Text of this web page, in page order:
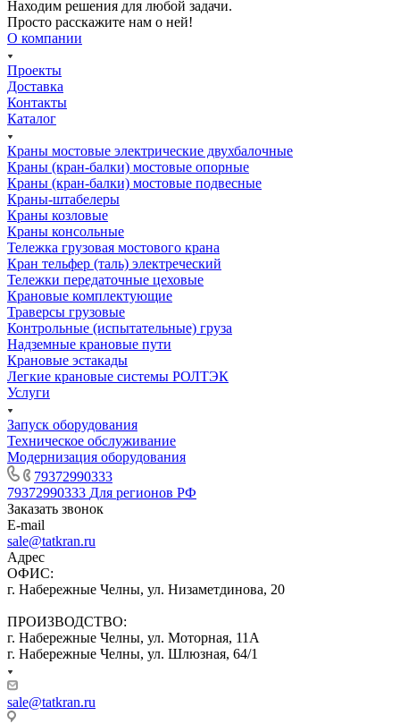
Находим решения для любой задачи.
Просто расскажите нам о ней!
О компании
Проекты
Доставка
Контакты
Каталог
Краны мостовые электрические двухбалочные
Краны (кран-балки) мостовые опорные
Краны (кран-балки) мостовые подвесные
Краны-штабелеры
Краны козловые
Краны консольные
Тележка грузовая мостового крана
Кран тельфер (таль) электреческий
Тележки передаточные цеховые
Крановые комплектующие
Траверсы грузовые
Контрольные (испытательные) груза
Надземные крановые пути
Крановые эстакады
Легкие крановые системы РОЛТЭК
Услуги
Запуск оборудования
Техническое обслуживание
Модернизация оборудования
79372990333
79372990333 Для регионов РФ
Заказать звонок
E-mail
sale@tatkran.ru
Адрес
ОФИС:
г. Набережные Челны, ул. Низаметдинова, 20
ПРОИЗВОДСТВО:
г. Набережные Челны, ул. Моторная, 11А
г. Набережные Челны, ул. Шлюзная, 64/1
sale@tatkran.ru